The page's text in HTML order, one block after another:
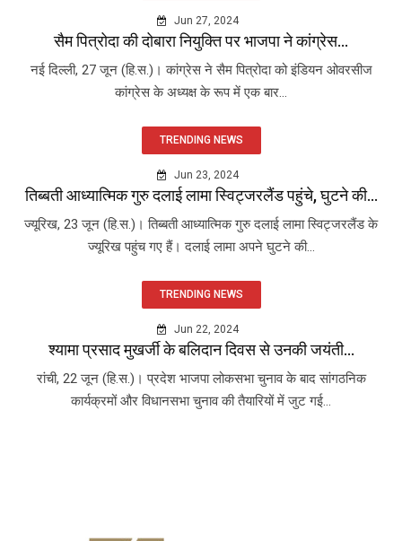
Jun 27, 2024
सैम पित्रोदा की दोबारा नियुक्ति पर भाजपा ने कांग्रेस...
नई दिल्ली, 27 जून (हि.स.)। कांग्रेस ने सैम पित्रोदा को इंडियन ओवरसीज
कांग्रेस के अध्यक्ष के रूप में एक बार...
TRENDING NEWS
Jun 23, 2024
तिब्बती आध्यात्मिक गुरु दलाई लामा स्विट्जरलैंड पहुंचे, घुटने की...
ज्यूरिख, 23 जून (हि.स.)। तिब्बती आध्यात्मिक गुरु दलाई लामा स्विट्जरलैंड के
ज्यूरिख पहुंच गए हैं। दलाई लामा अपने घुटने की...
TRENDING NEWS
Jun 22, 2024
श्यामा प्रसाद मुखर्जी के बलिदान दिवस से उनकी जयंती...
रांची, 22 जून (हि.स.)। प्रदेश भाजपा लोकसभा चुनाव के बाद सांगठनिक
कार्यक्रमों और विधानसभा चुनाव की तैयारियों में जुट गई...